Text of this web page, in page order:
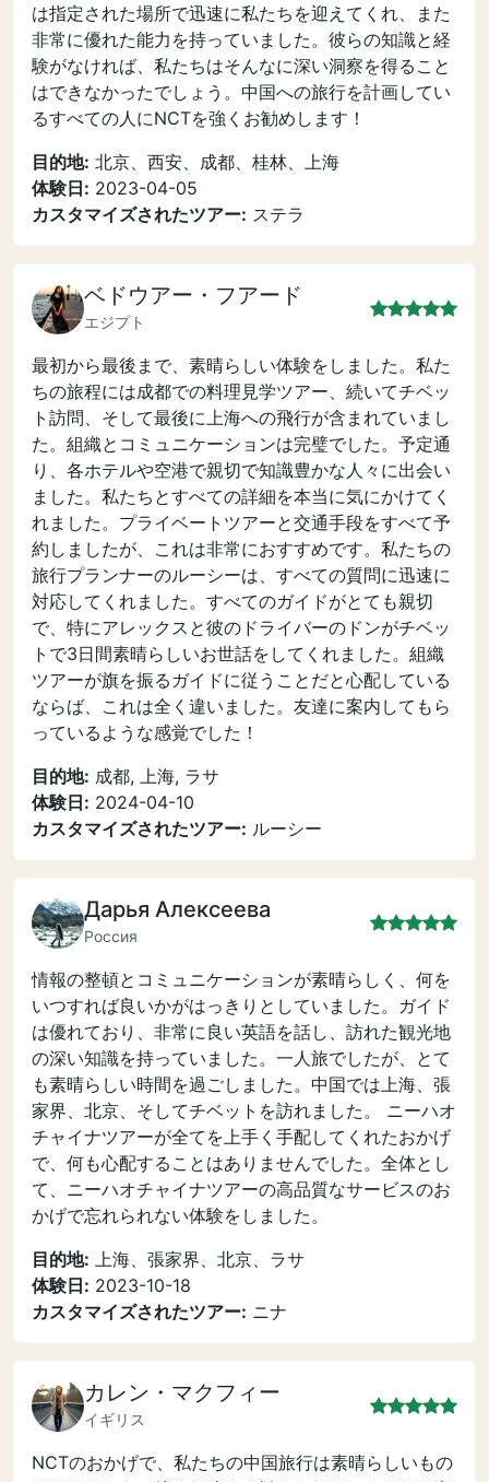
は指定された場所で迅速に私たちを迎えてくれ、また
非常に優れた能力を持っていました。彼らの知識と経
験がなければ、私たちはそんなに深い洞察を得ること
はできなかったでしょう。中国への旅行を計画してい
るすべての人にNCTを強くお勧めします！
目的地: 北京、西安、成都、桂林、上海
体験日: 2023-04-05
カスタマイズされたツアー: ステラ
ベドウアー・フアード
エジプト
最初から最後まで、素晴らしい体験をしました。私た
ちの旅程には成都での料理見学ツアー、続いてチベッ
ト訪問、そして最後に上海への飛行が含まれていまし
た。組織とコミュニケーションは完璧でした。予定通
り、各ホテルや空港で親切で知識豊かな人々に出会い
ました。私たちとすべての詳細を本当に気にかけてく
れました。プライベートツアーと交通手段をすべて予
約しましたが、これは非常におすすめです。私たちの
旅行プランナーのルーシーは、すべての質問に迅速に
対応してくれました。すべてのガイドがとても親切
で、特にアレックスと彼のドライバーのドンがチベッ
トで3日間素晴らしいお世話をしてくれました。組織
ツアーが旗を振るガイドに従うことだと心配している
ならば、これは全く違いました。友達に案内してもら
っているような感覚でした！
目的地: 成都, 上海, ラサ
体験日: 2024-04-10
カスタマイズされたツアー: ルーシー
Дарья Алексеева
Россия
情報の整頓とコミュニケーションが素晴らしく、何を
いつすれば良いかがはっきりとしていました。ガイド
は優れており、非常に良い英語を話し、訪れた観光地
の深い知識を持っていました。一人旅でしたが、とて
も素晴らしい時間を過ごしました。中国では上海、張
家界、北京、そしてチベットを訪れました。 ニーハオ
チャイナツアーが全てを上手く手配してくれたおかげ
で、何も心配することはありませんでした。全体とし
て、ニーハオチャイナツアーの高品質なサービスのお
かげで忘れられない体験をしました。
目的地: 上海、張家界、北京、ラサ
体験日: 2023-10-18
カスタマイズされたツアー: ニナ
カレン・マクフィー
イギリス
NCTのおかげで、私たちの中国旅行は素晴らしいもの